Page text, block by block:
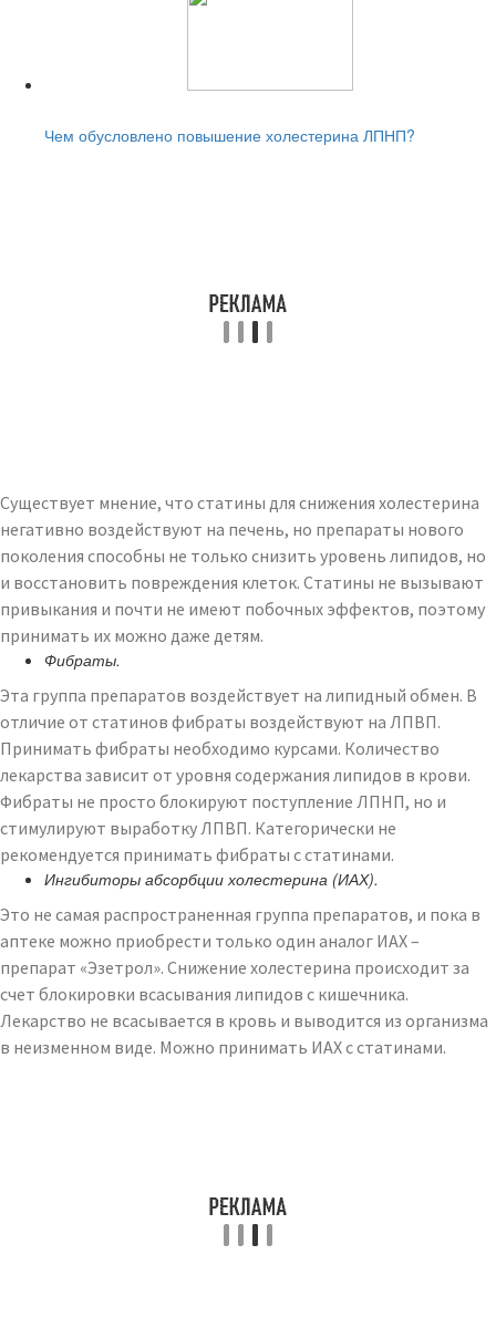
Чем обусловлено повышение холестерина ЛПНП?
Существует мнение, что статины для снижения холестерина
негативно воздействуют на печень, но препараты нового
поколения способны не только снизить уровень липидов, но
и восстановить повреждения клеток. Статины не вызывают
привыкания и почти не имеют побочных эффектов, поэтому
принимать их можно даже детям.
Фибраты.
Эта группа препаратов воздействует на липидный обмен. В
отличие от статинов фибраты воздействуют на ЛПВП.
Принимать фибраты необходимо курсами. Количество
лекарства зависит от уровня содержания липидов в крови.
Фибраты не просто блокируют поступление ЛПНП, но и
стимулируют выработку ЛПВП. Категорически не
рекомендуется принимать фибраты с статинами.
Ингибиторы абсорбции холестерина (ИАХ).
Это не самая распространенная группа препаратов, и пока в
аптеке можно приобрести только один аналог ИАХ –
препарат «Эзетрол». Снижение холестерина происходит за
счет блокировки всасывания липидов с кишечника.
Лекарство не всасывается в кровь и выводится из организма
в неизменном виде. Можно принимать ИАХ с статинами.